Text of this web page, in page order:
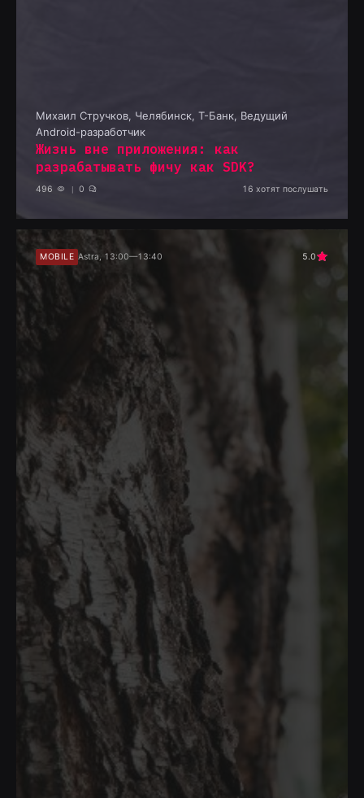
Михаил Стручков, Челябинск, Т-Банк, Ведущий
Android-разработчик
Жизнь вне приложения: как
разрабатывать фичу как SDK?
496 0 16 хотят послушать
MOBILE Astra, 13:00—13:40 5.0